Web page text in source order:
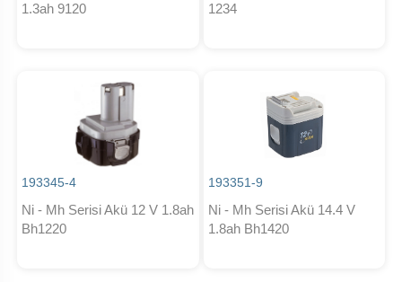
1.3ah 9120
1234
193345-4
Ni - Mh Serisi Akü 12 V 1.8ah
Bh1220
193351-9
Ni - Mh Serisi Akü 14.4 V
1.8ah Bh1420